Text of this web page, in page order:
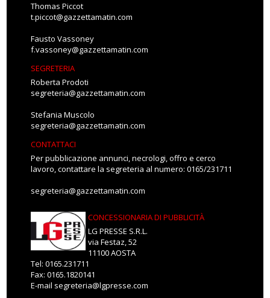
Thomas Piccot
t.piccot@gazzettamatin.com
Fausto Vassoney
f.vassoney@gazzettamatin.com
SEGRETERIA
Roberta Prodoti
segreteria@gazzettamatin.com
Stefania Muscolo
segreteria@gazzettamatin.com
CONTATTACI
Per pubblicazione annunci, necrologi, offro e cerco
lavoro, contattare la segreteria al numero: 0165/231711
segreteria@gazzettamatin.com
CONCESSIONARIA DI PUBBLICITÀ
LG PRESSE S.R.L.
via Festaz, 52
11100 AOSTA
Tel: 0165.231711
Fax: 0165.1820141
E-mail segreteria@lgpresse.com